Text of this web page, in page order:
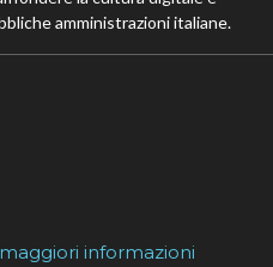
amministrazioni italiane.
informazioni